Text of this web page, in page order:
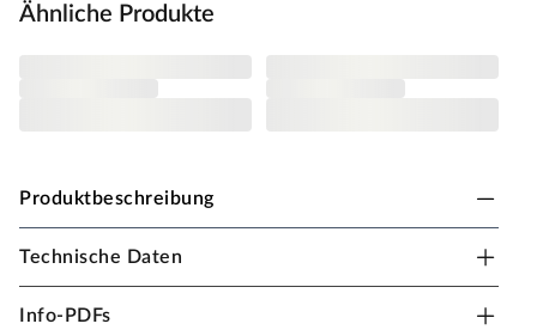
Ähnliche Produkte
Produktbeschreibung
PRESTIGE GARDEN SPARSET Doppelschaukel
kesseldruckimprägniert inkl. Rutsche +
Schaukelsitze
Technische Daten
Info-PDFs